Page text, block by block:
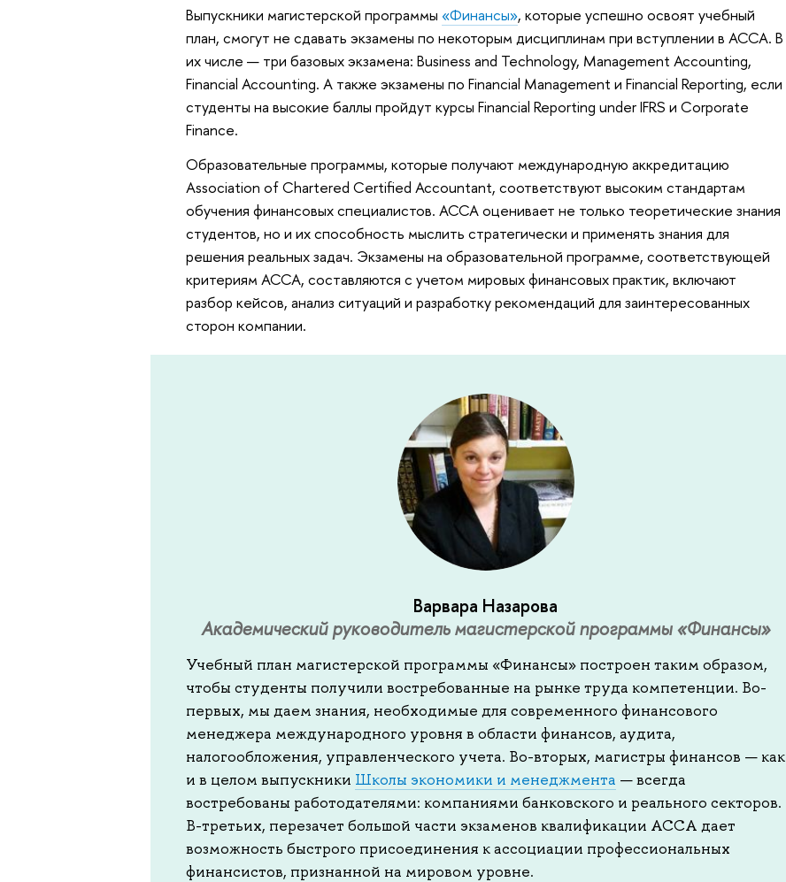
Выпускники магистерской программы «Финансы», которые успешно освоят учебный
план, смогут не сдавать экзамены по некоторым дисциплинам при вступлении в АССА. В
их числе — три базовых экзамена: Business and Technology, Management Accounting,
Financial Accounting. А также экзамены по Financial Management и Financial Reporting, если
студенты на высокие баллы пройдут курсы Financial Reporting under IFRS и Corporate
Finance.
Образовательные программы, которые получают международную аккредитацию
Association of Chartered Certified Accountant, соответствуют высоким стандартам
обучения финансовых специалистов. АССА оценивает не только теоретические знания
студентов, но и их способность мыслить стратегически и применять знания для
решения реальных задач. Экзамены на образовательной программе, соответствующей
критериям АССА, составляются с учетом мировых финансовых практик, включают
разбор кейсов, анализ ситуаций и разработку рекомендаций для заинтересованных
сторон компании.
Варвара Назарова
Академический руководитель магистерской программы «Финансы»
Учебный план магистерской программы «Финансы» построен таким образом,
чтобы студенты получили востребованные на рынке труда компетенции. Во-
первых, мы даем знания, необходимые для современного финансового
менеджера международного уровня в области финансов, аудита,
налогообложения, управленческого учета. Во-вторых, магистры финансов — как
и в целом выпускники Школы экономики и менеджмента — всегда
востребованы работодателями: компаниями банковского и реального секторов.
В-третьих, перезачет большой части экзаменов квалификации ACCA дает
возможность быстрого присоединения к ассоциации профессиональных
финансистов, признанной на мировом уровне.